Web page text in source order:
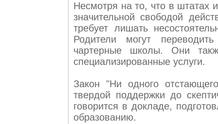
Несмотря на то, что в штатах
значительной свободой
требует лишать
Родители могут
чартерные школы. Они
специализированные услуги.
Закон "Ни одного
твердой поддержки до
говорится в докладе,
образованию.